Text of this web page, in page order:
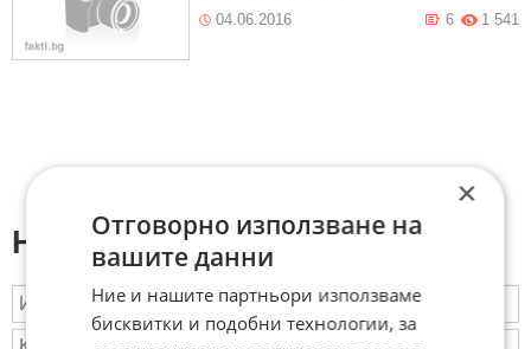
04.06.2016 1 541
6
Напиши коментар:
×
Отговорно използване на
вашите данни
Ние и нашите партньори използваме
бисквитки и подобни технологии, за